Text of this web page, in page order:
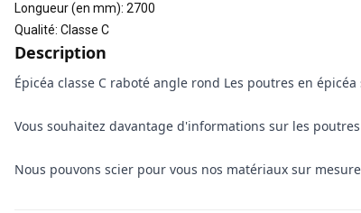
Longueur (en mm): 2700
Qualité: Classe C
Description
Épicéa classe C raboté angle rond Les poutres en épicéa
Vous souhaitez davantage d'informations sur les
Nous pouvons scier pour vous nos matériaux sur